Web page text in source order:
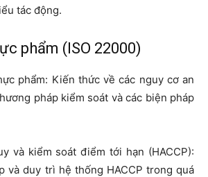
tác động.
phẩm (ISO 22000)
phẩm: Kiến thức về các nguy cơ an
pháp kiểm soát và các biện pháp
và kiểm soát điểm tới hạn (HACCP):
và duy trì hệ thống HACCP trong quá